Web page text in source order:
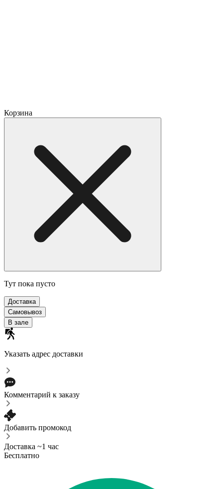
Корзина
Тут пока пусто
Доставка
Самовывоз
В зале
Указать адрес доставки
Комментарий к заказу
Добавить промокод
Доставка ~1 час
Бесплатно